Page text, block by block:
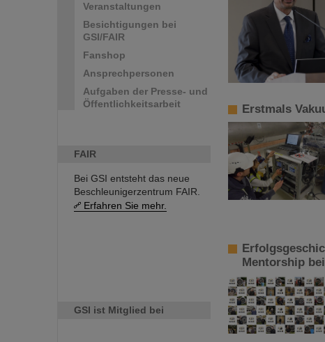
Veranstaltungen
Besichtigungen bei
GSI/FAIR
Fanshop
Ansprechpersonen
Aufgaben der Presse- und
Öffentlichkeitsarbeit
FAIR
Bei GSI entsteht das neue
Beschleunigerzentrum FAIR.
Erfahren Sie mehr.
GSI ist Mitglied bei
Erstmals
Mentorship